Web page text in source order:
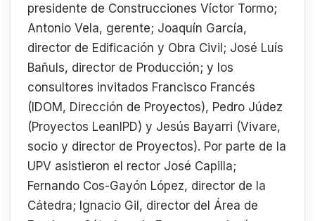
presidente de Construcciones Víctor Tormo;
Antonio Vela, gerente; Joaquín García,
director de Edificación y Obra Civil; José Luís
Bañuls, director de Producción; y los
consultores invitados Francisco Francés
(IDOM, Dirección de Proyectos), Pedro Júdez
(Proyectos LeanIPD) y Jesús Bayarri (Vivare,
socio y director de Proyectos). Por parte de la
UPV asistieron el rector José Capilla;
Fernando Cos-Gayón López, director de la
Cátedra; Ignacio Gil, director del Área de